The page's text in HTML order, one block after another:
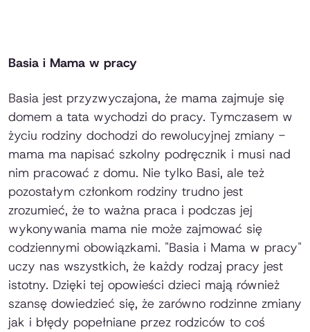
Basia i Mama w pracy
Basia jest przyzwyczajona, że mama zajmuje się
domem a tata wychodzi do pracy. Tymczasem w
życiu rodziny dochodzi do rewolucyjnej zmiany -
mama ma napisać szkolny podręcznik i musi nad
nim pracować z domu. Nie tylko Basi, ale też
pozostałym członkom rodziny trudno jest
zrozumieć, że to ważna praca i podczas jej
wykonywania mama nie może zajmować się
codziennymi obowiązkami. "Basia i Mama w pracy"
uczy nas wszystkich, że każdy rodzaj pracy jest
istotny. Dzięki tej opowieści dzieci mają również
szansę dowiedzieć się, że zarówno rodzinne zmiany
jak i błędy popełniane przez rodziców to coś